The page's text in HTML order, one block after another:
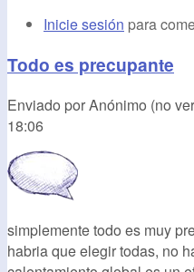
Inicie sesión para
Todo es precupante
Enviado porAnónimo (no
18:06
simplemente todo es muy
habria que elegir todas, no